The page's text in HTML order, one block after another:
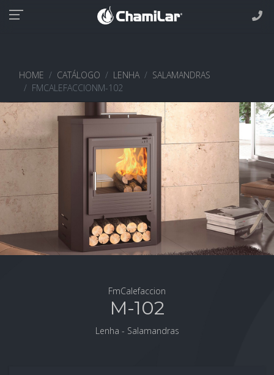
HOME CATÁLOGO LENHA
SALAMANDRAS
FMCALEFACCIONM-102
FmCalefaccion
M-102
Lenha - Salamandras